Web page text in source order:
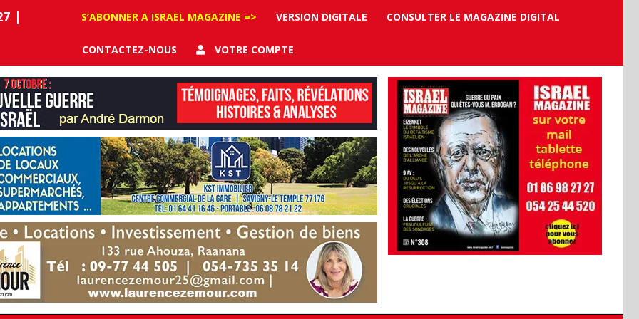
|
S’ABONNER A ISRAEL MAGAZINE => VERSION DIGITALE CONSULTER LE MAGAZINE DIGITAL
CONTACTEZ-NOUS VOTRE COMPTE